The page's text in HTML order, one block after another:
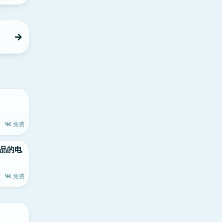
免费
的电
免费